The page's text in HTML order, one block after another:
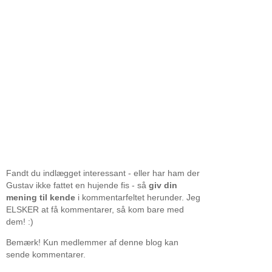
Fandt du indlægget interessant - eller har ham der
Gustav ikke fattet en hujende fis - så giv din
mening til kende i kommentarfeltet herunder. Jeg
ELSKER at få kommentarer, så kom bare med
dem! :)
Bemærk! Kun medlemmer af denne blog kan
sende kommentarer.